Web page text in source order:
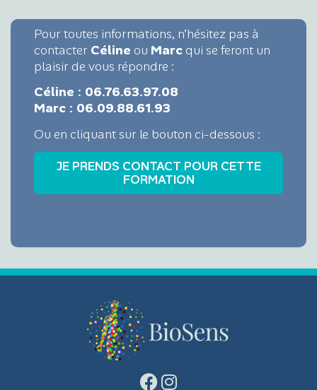
Pour toutes informations, n’hésitez pas à
contacter Céline ou Marc qui se feront un
plaisir de vous répondre :
Céline : 06.76.63.97.08
Marc : 06.09.88.61.93
Ou en cliquant sur le bouton ci-dessous :